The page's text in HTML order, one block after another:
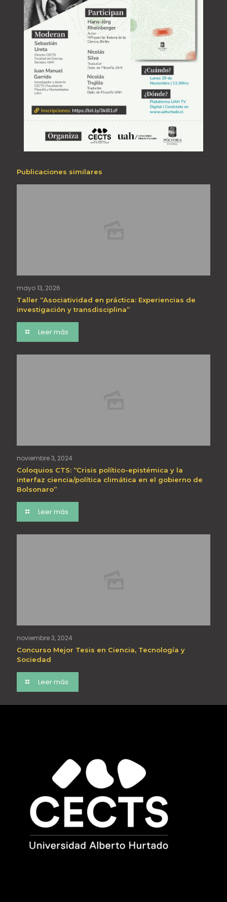
Publicaciones similares
mayo 13, 2026
Taller “Asociatividad en práctica: Experiencias de
investigación y transdisciplina”
Leer más
noviembre 3, 2024
Coloquios CTS: “Crisis político-epistémica y la
interfaz ciencia/política climática en el gobierno de
Bolsonaro”
Leer más
noviembre 3, 2024
Concurso Mejor Tesis en Ciencia, Tecnología y
Sociedad
Leer más